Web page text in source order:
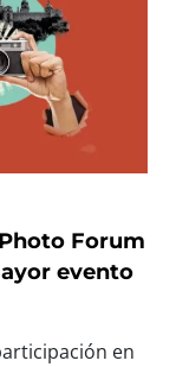
Forum
evento
en